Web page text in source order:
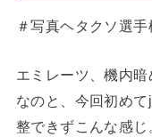
＃写真ヘタクソ選手
エミレーツ、機内
なのと、今回初め
整できずこんな感じ